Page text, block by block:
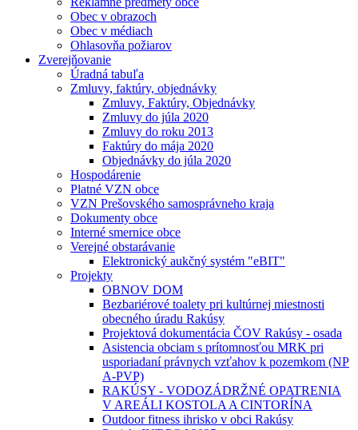
Obec v obrazoch
Obec v médiach
Ohlasovňa požiarov
Zverejňovanie
Úradná tabuľa
Zmluvy, faktúry, objednávky
Zmluvy, Faktúry, Objednávky
Zmluvy do júla 2020
Zmluvy do roku 2013
Faktúry do mája 2020
Objednávky do júla 2020
Hospodárenie
Platné VZN obce
VZN Prešovského samosprávneho kraja
Dokumenty obce
Interné smernice obce
Verejné obstarávanie
Elektronický aukčný systém "eBIT"
Projekty
OBNOV DOM
Bezbariérové toalety pri kultúrnej miestnosti
obecného úradu Rakúsy
Projektová dokumentácia ČOV Rakúsy - osada
Asistencia obciam s prítomnosťou MRK pri
usporiadaní právnych vzťahov k pozemkom (NP
A-PVP)
RAKÚSY - VODOZÁDRŽNÉ OPATRENIA
V AREÁLI KOSTOLA A CINTORÍNA
Outdoor fitness ihrisko v obci Rakúsy